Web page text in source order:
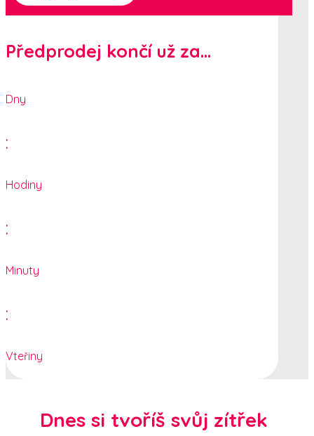
Předprodej končí už za...
Dny
:
Hodiny
:
Minuty
:
Vteřiny
Dnes si tvoříš svůj zítřek